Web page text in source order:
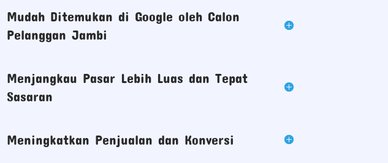
Mudah Ditemukan di Google oleh Calon
Pelanggan Jambi
Menjangkau Pasar Lebih Luas dan Tepat
Sasaran
Meningkatkan Penjualan dan Konversi